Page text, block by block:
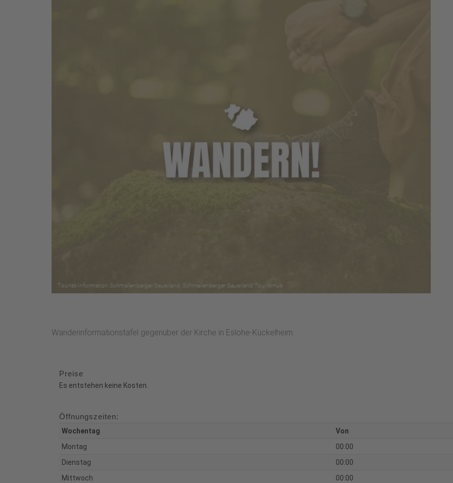
Wanderinformationstafel gegenüber der Kirche in Eslohe-Kückelheim.
Preise
Es entstehen keine Kosten.
Öffnungszeiten:
Wochentag Von
Montag
00:00
Dienstag
00:00
Mittwoch
00:00